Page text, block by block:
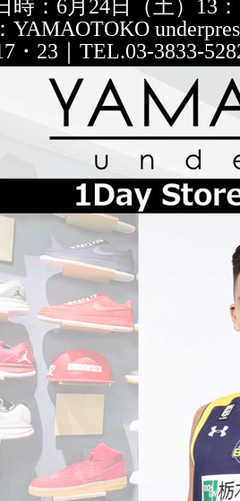
時：6月24日（土）13
YAMAOTOKO
・23｜TEL.03-3833-